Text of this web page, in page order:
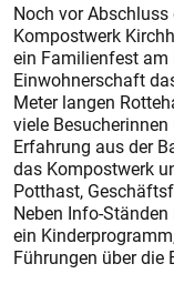
Noch vor
Kompostwerk
ein Familienfest am
Einwohnerschaft
Meter langen
viele
Erfahrung aus der
das Kompostwerk
Potthast,
Neben Info-
ein
Führungen über die